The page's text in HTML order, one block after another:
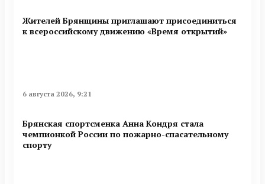
Жителей Брянщины приглашают присоединиться
к всероссийскому движению «Время открытий»
6 августа 2026, 9:21
Брянская спортсменка Анна Кондря стала
чемпионкой России по пожарно-спасательному
спорту